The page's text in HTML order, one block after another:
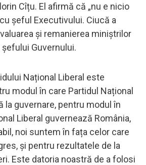
Cîțu. El afirmă că „nu e nicio
șeful Executivului. Ciucă a
şi remanierea miniştrilor
Guvernului.
Național Liberal este
modul în care Partidul Național
la guvernare, pentru modul în
Liberal guvernează România,
noi suntem în fața celor care
și pentru rezultatele de la
Este datoria noastră de a folosi